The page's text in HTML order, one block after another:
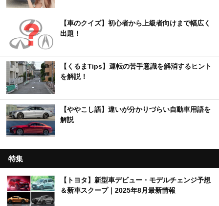
【車のクイズ】初心者から上級者向けまで幅広く
出題！
【くるまTips】運転の苦手意識を解消するヒント
を解説！
【ややこし語】違いが分かりづらい自動車用語を
解説
特集
【トヨタ】新型車デビュー・モデルチェンジ予想
＆新車スクープ｜2025年8月最新情報